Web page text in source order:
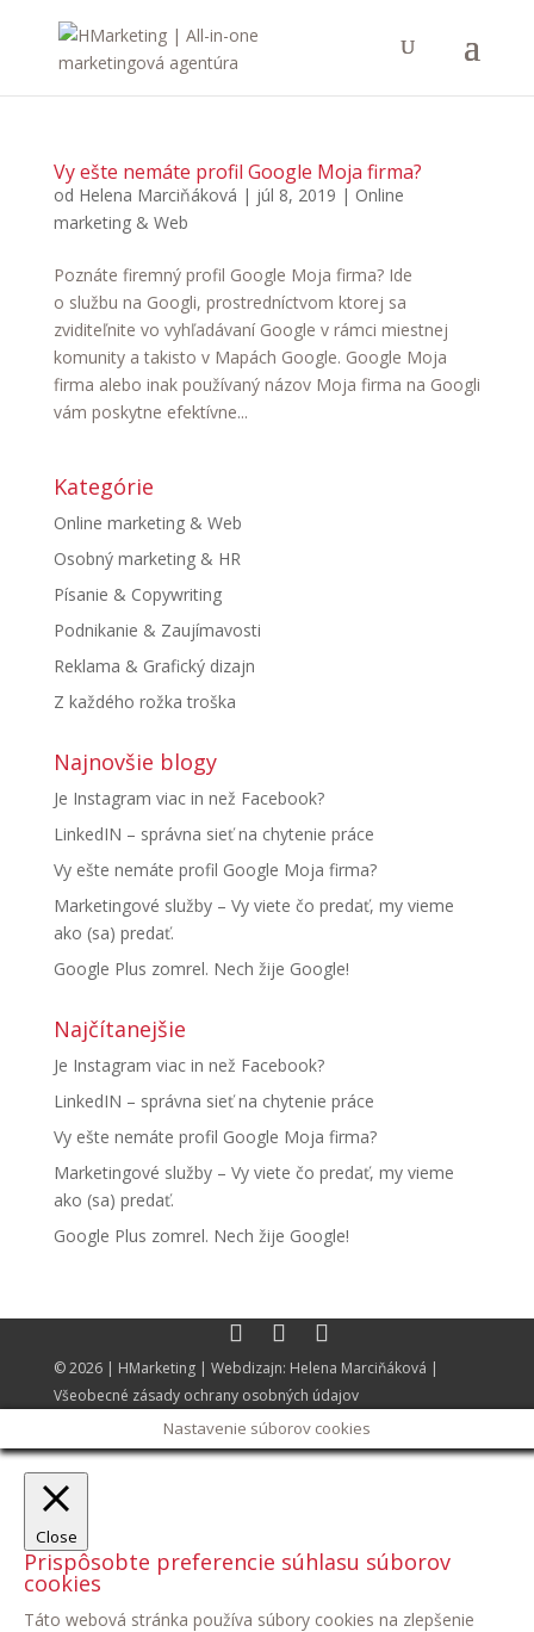
Vy ešte nemáte profil Google Moja firma?
od Helena Marciňáková | júl 8, 2019 | Online
marketing & Web
Poznáte firemný profil Google Moja firma? Ide
o službu na Googli, prostredníctvom ktorej sa
zviditeľnite vo vyhľadávaní Google v rámci miestnej
komunity a takisto v Mapách Google. Google Moja
firma alebo inak používaný názov Moja firma na Googli
vám poskytne efektívne...
Kategórie
Online marketing & Web
Osobný marketing & HR
Písanie & Copywriting
Podnikanie & Zaujímavosti
Reklama & Grafický dizajn
Z každého rožka troška
Najnovšie blogy
Je Instagram viac in než Facebook?
LinkedIN – správna sieť na chytenie práce
Vy ešte nemáte profil Google Moja firma?
Marketingové služby – Vy viete čo predať, my vieme
ako (sa) predať.
Google Plus zomrel. Nech žije Google!
Najčítanejšie
Je Instagram viac in než Facebook?
LinkedIN – správna sieť na chytenie práce
Vy ešte nemáte profil Google Moja firma?
Marketingové služby – Vy viete čo predať, my vieme
ako (sa) predať.
Google Plus zomrel. Nech žije Google!
© 2026 | HMarketing| Webdizajn: Helena Marciňáková |
Všeobecné zásady ochrany osobných údajov
Nastavenie súborov cookies
Close
Prispôsobte preferencie súhlasu súborov
cookies
Táto webová stránka používa súbory cookies na zlepšenie